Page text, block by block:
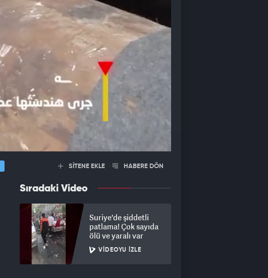
SİTENE EKLE HABERE DÖN
Sıradaki Video
Suriye'de şiddetli
patlama! Çok sayıda
ölü ve yaralı var
VIDEOYU İZLE